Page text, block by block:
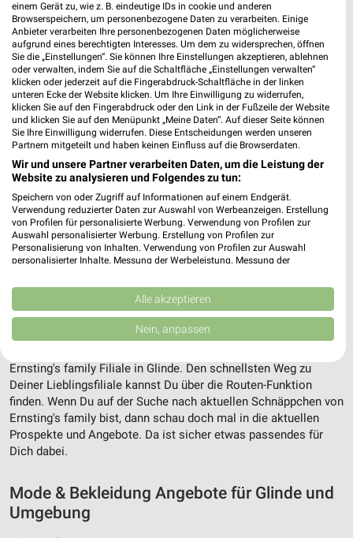
Adresse, Öffnungszeiten und Entfernung für
die Ernsting's family Filiale in Glinde
Ernsting's family Filiale in Glinde. Den schnellsten Weg zu
Deiner Lieblingsfiliale kannst Du über die Routen-Funktion
finden. Wenn Du auf der Suche nach aktuellen Schnäppchen von
Ernsting's family bist, dann schau doch mal in die aktuellen
Prospekte und Angebote. Da ist sicher etwas passendes für
Dich dabei.
Mode & Bekleidung Angebote für Glinde und
Umgebung
einem Gerät zu, wie z. B. eindeutige IDs in cookie und anderen
Browserspeichern, um personenbezogene Daten zu verarbeiten. Einige
Anbieter verarbeiten Ihre personenbezogenen Daten möglicherweise
aufgrund eines berechtigten Interesses. Um dem zu widersprechen, öffnen
Sie die „Einstellungen“. Sie können Ihre Einstellungen akzeptieren, ablehnen
oder verwalten, indem Sie auf die Schaltfläche „Einstellungen verwalten“
klicken oder jederzeit auf die Fingerabdruck-Schaltfläche in der linken
unteren Ecke der Website klicken. Um Ihre Einwilligung zu widerrufen,
klicken Sie auf den Fingerabdruck oder den Link in der Fußzeile der Website
und klicken Sie auf den Menüpunkt „Meine Daten“. Auf dieser Seite können
Sie Ihre Einwilligung widerrufen. Diese Entscheidungen werden unseren
Partnern mitgeteilt und haben keinen Einfluss auf die Browserdaten.
Wir und unsere Partner verarbeiten Daten, um die Leistung der
Website zu analysieren und Folgendes zu tun:
Speichern von oder Zugriff auf Informationen auf einem Endgerät.
Verwendung reduzierter Daten zur Auswahl von Werbeanzeigen. Erstellung
von Profilen für personalisierte Werbung. Verwendung von Profilen zur
Auswahl personalisierter Werbung. Erstellung von Profilen zur
Personalisierung von Inhalten. Verwendung von Profilen zur Auswahl
personalisierter Inhalte. Messung der Werbeleistung. Messung der
Kombinationen von Daten aus verschiedenen Quellen. Entwicklung und
Verbesserung der Angebote. Verwendung reduzierter Daten zur Auswahl
von Inhalten.
Daten können außerhalb der Europäischen Union weitergegeben und in die
USA gesendet werden.
Website/App.
Partnerliste anzeigen (1 IAB-Anbieter)
Wir nutzen Ihre Daten für folgende Zwecke:
IAB-Verarbeitungszwecke:
Speichern von oder Zugriff auf Informationen
Verwendung reduzierter Daten zur Auswahl von
Werbeanzeigen
Alle akzeptieren
Nein, anpassen